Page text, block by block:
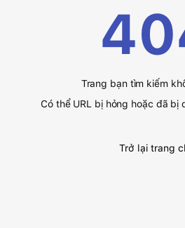
Trang bạn tìm kiếm
Có thể URL bị hỏng hoặc đã bị
Trở lại trang